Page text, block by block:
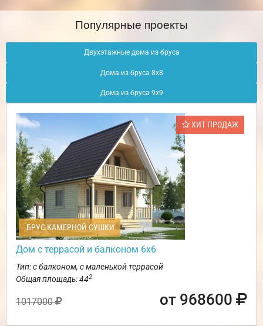
Популярные проекты
Двухэтажные дома из бруса
Дома из бруса 8х8
Дома из бруса 9х9
ХИТ ПРОДАЖ
БРУС КАМЕРНОЙ СУШКИ
Дом с террасой и балконом 6х6
Тип: с балконом, с маленькой террасой
Общая площадь: 442
1017000 от 968600